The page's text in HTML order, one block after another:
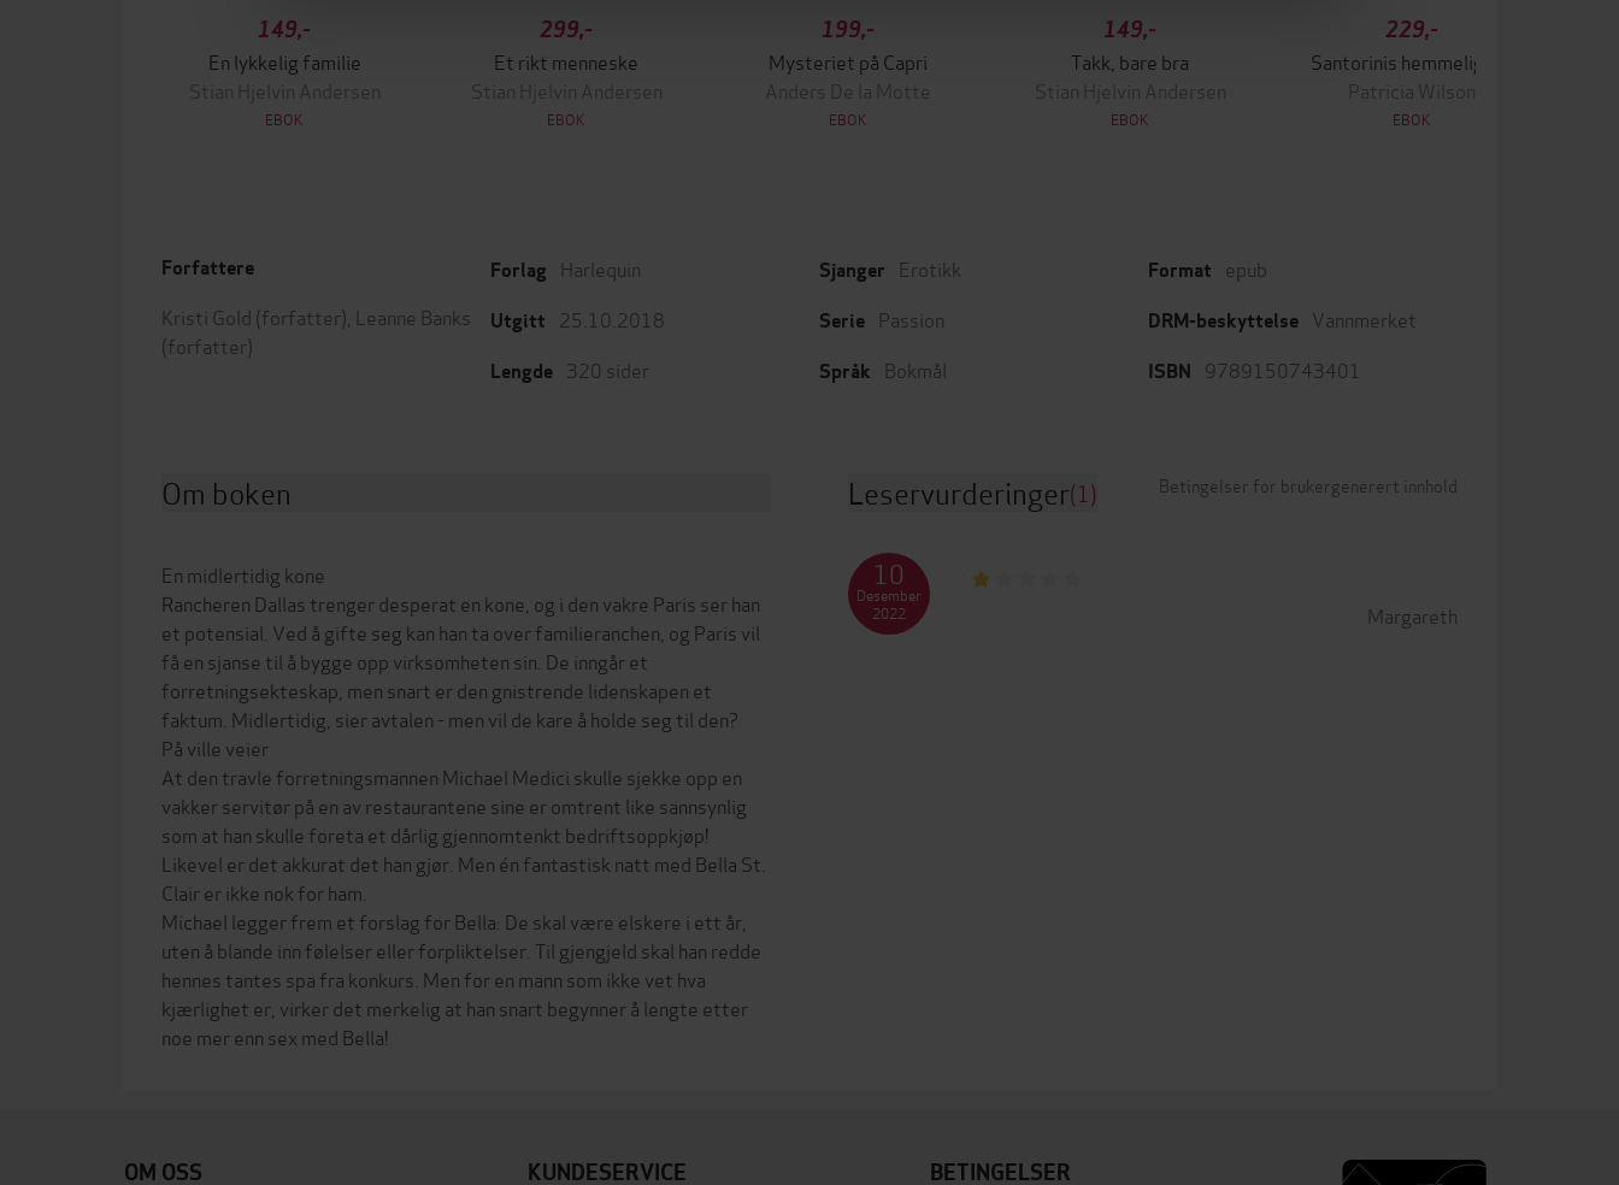
149,-
En lykkelig familie
Stian Hjelvin Andersen
EBOK
299,-
Et rikt menneske
Stian Hjelvin Andersen
EBOK
199,-
Mysteriet på Capri
Anders De la Motte
EBOK
149,-
Takk, bare bra
Stian Hjelvin Andersen
EBOK
229,-
Santorinis hemmelighet
Patricia Wilson
EBOK
Forfattere
Kristi Gold (forfatter),
Leanne Banks
(forfatter)
Forlag Harlequin
Utgitt 25.10.2018
Lengde 320 sider
Sjanger Erotikk
Serie Passion
Språk Bokmål
Format epub
DRM-beskyttelse Vannmerket
ISBN 9789150743401
Om boken
En midlertidig kone
Rancheren Dallas trenger desperat en kone, og i den vakre Paris ser han
et potensial. Ved å gifte seg kan han ta over familieranchen, og Paris vil
få en sjanse til å bygge opp virksomheten sin. De inngår et
forretningsekteskap, men snart er den gnistrende lidenskapen et
faktum. Midlertidig, sier avtalen - men vil de kare å holde seg til den?
På ville veier
At den travle forretningsmannen Michael Medici skulle sjekke opp en
vakker servitør på en av restaurantene sine er omtrent like sannsynlig
som at han skulle foreta et dårlig gjennomtenkt bedriftsoppkjøp!
Likevel er det akkurat det han gjør. Men én fantastisk natt med Bella St.
Clair er ikke nok for ham.
Michael legger frem et forslag for Bella: De skal være elskere i ett år,
uten å blande inn følelser eller forpliktelser. Til gjengjeld skal han redde
hennes tantes spa fra konkurs. Men for en mann som ikke vet hva
kjærlighet er, virker det merkelig at han snart begynner å lengte etter
Leservurderinger(1) Betingelser for brukergenerert innhold
Margareth
10
Desember
2022
OM OSS KUNDESERVICE BETINGELSER